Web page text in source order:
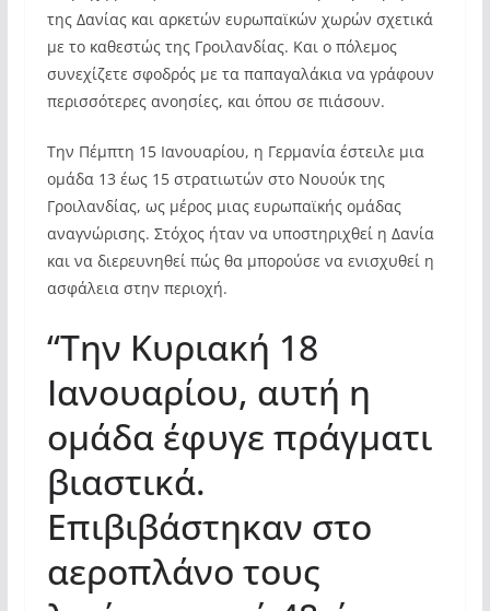
της Δανίας και αρκετών ευρωπαϊκών χωρών σχετικά
με το καθεστώς της Γροιλανδίας. Και ο πόλεμος
συνεχίζετε σφοδρός με τα παπαγαλάκια να γράφουν
περισσότερες ανοησίες, και όπου σε πιάσουν.
Την Πέμπτη 15 Ιανουαρίου, η Γερμανία έστειλε μια
ομάδα 13 έως 15 στρατιωτών στο Νουούκ της
Γροιλανδίας, ως μέρος μιας ευρωπαϊκής ομάδας
αναγνώρισης. Στόχος ήταν να υποστηριχθεί η Δανία
και να διερευνηθεί πώς θα μπορούσε να ενισχυθεί η
ασφάλεια στην περιοχή.
“Την Κυριακή 18
Ιανουαρίου, αυτή η
ομάδα έφυγε πράγματι
βιαστικά.
Επιβιβάστηκαν στο
αεροπλάνο τους